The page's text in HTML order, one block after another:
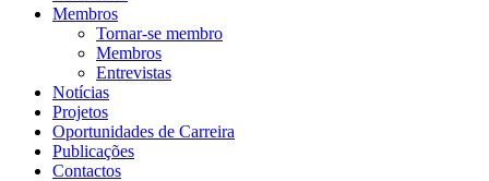
Membros
Tornar-se membro
Membros
Entrevistas
Notícias
Projetos
Oportunidades de Carreira
Publicações
Contactos